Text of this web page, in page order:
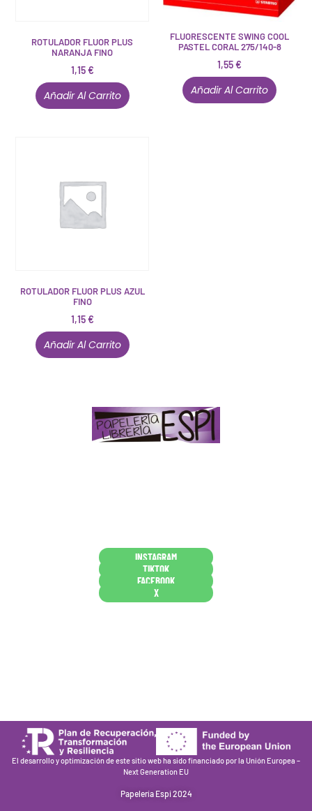
ROTULADOR FLUOR PLUS
NARANJA FINO
1,15€
Añadir Al Carrito
FLUORESCENTE SWING COOL
PASTEL CORAL 275/140-8
1,55€
Añadir Al Carrito
ROTULADOR FLUOR PLUS AZUL
FINO
1,15€
Añadir Al Carrito
INSTAGRAM
TIKTOK
FACEBOOK
X
El desarrollo y optimización de este sitio web ha sido financiado por la Unión Europea –
Next Generation EU
Papelería Espi 2024